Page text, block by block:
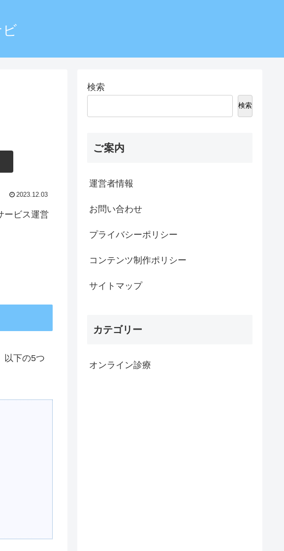
2023.12.03
ービス運営
以下の5つ
検索
検索
ご案内
運営者情報
お問い合わせ
プライバシーポリシー
コンテンツ制作ポリシー
サイトマップ
カテゴリー
オンライン診療